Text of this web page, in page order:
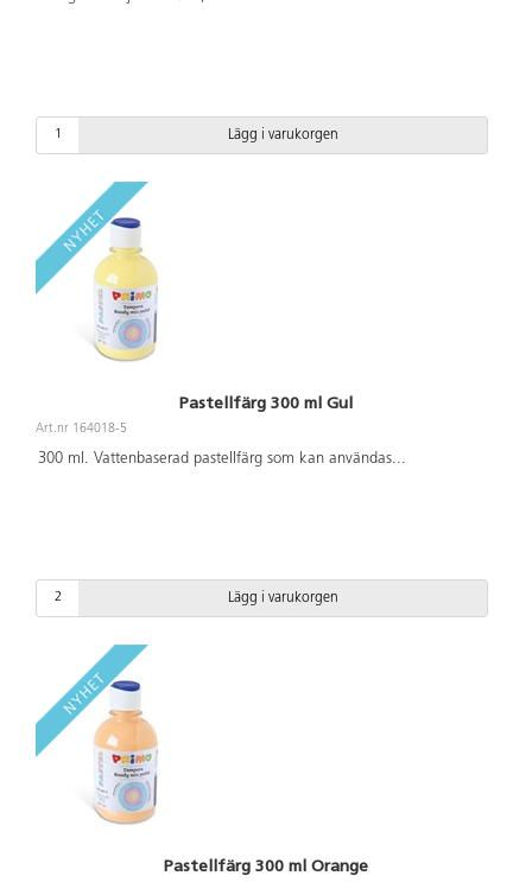
Lägg i varukorgen
Pastellfärg 300 ml Gul
Art.nr 164018-5
300 ml. Vattenbaserad pastellfärg som kan användas...
Lägg i varukorgen
Pastellfärg 300 ml Orange